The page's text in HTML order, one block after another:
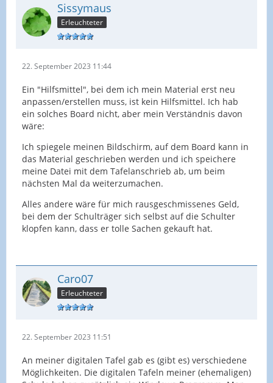
Sissymaus
Erleuchteter
22. September 2023 11:44
Ein "Hilfsmittel", bei dem ich mein Material erst neu
anpassen/erstellen muss, ist kein Hilfsmittel. Ich hab
ein solches Board nicht, aber mein Verständnis davon
wäre:
Ich spiegele meinen Bildschirm, auf dem Board kann in
das Material geschrieben werden und ich speichere
meine Datei mit dem Tafelanschrieb ab, um beim
nächsten Mal da weiterzumachen.
Alles andere wäre für mich rausgeschmissenes Geld,
bei dem der Schulträger sich selbst auf die Schulter
klopfen kann, dass er tolle Sachen gekauft hat.
Caro07
Erleuchteter
22. September 2023 11:51
An meiner digitalen Tafel gab es (gibt es) verschiedene
Möglichkeiten. Die digitalen Tafeln meiner (ehemaligen)